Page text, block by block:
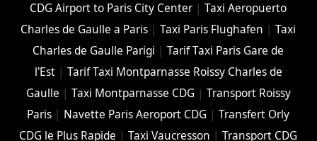
CDG Airport to Paris City Center |Taxi Aeropuerto
Charles de Gaulle a Paris |Taxi Paris Flughafen |Taxi
Charles de Gaulle Parigi |Tarif Taxi Paris Gare de
l'Est| Tarif Taxi Montparnasse Roissy Charles de
Gaulle | Taxi Montparnasse CDG | Transport Roissy
Paris | Navette Paris Aeroport CDG |Transfert Orly
CDG le Plus Rapide |Taxi Vaucresson |Transport CDG